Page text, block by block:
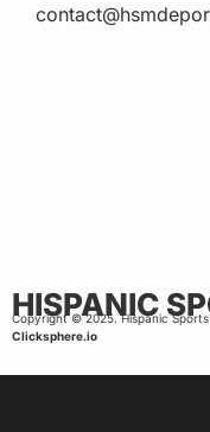
HISPANIC
Copyright © 2025. Hispanic
Clicksphere.io